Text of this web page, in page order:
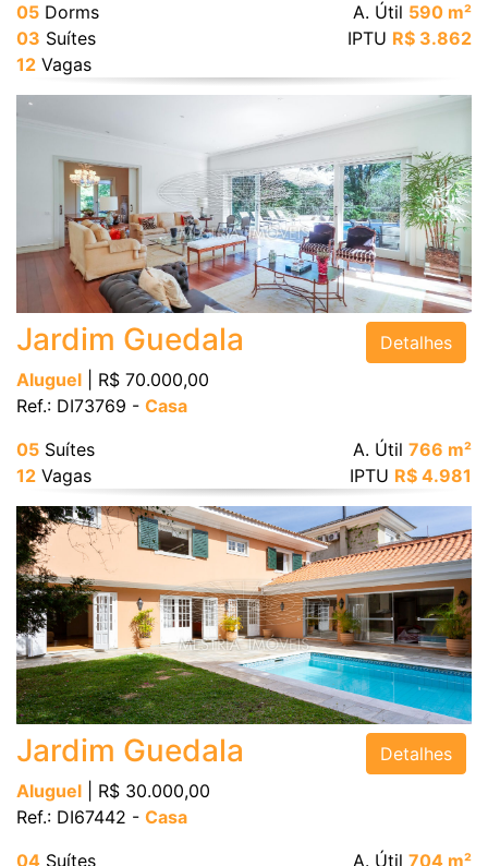
05 Dorms
03 Suítes
12 Vagas
A. Útil 590 m²
IPTU R$ 3.862
Jardim Guedala
Aluguel | R$ 70.000,00
Ref.: DI73769 - Casa
Detalhes
05 Suítes
12 Vagas
A. Útil 766 m²
IPTU R$ 4.981
Jardim Guedala
Aluguel | R$ 30.000,00
Ref.: DI67442 - Casa
Detalhes
04 Suítes A. Útil 704 m²